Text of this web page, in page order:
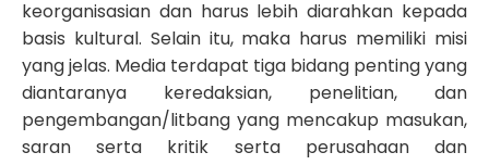
keorganisasian dan harus lebih diarahkan kepada
basis kultural. Selain itu, maka harus memiliki misi
yang jelas. Media terdapat tiga bidang penting yang
diantaranya keredaksian, penelitian, dan
pengembangan/litbang yang mencakup masukan,
saran serta kritik serta perusahaan dan